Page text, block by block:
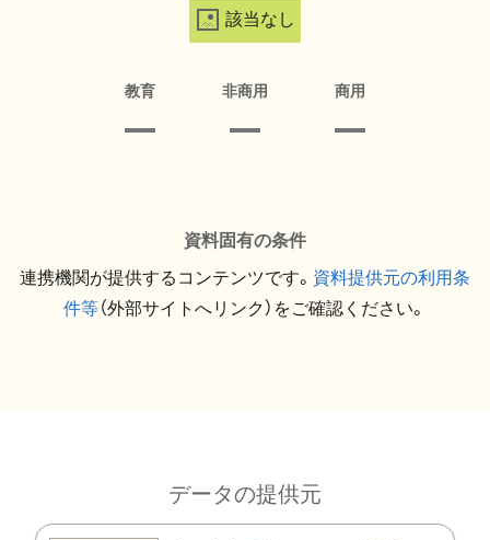
該当なし
教育 非商用 商用
資料固有の条件
連携機関が提供するコンテンツです。 資料提供元の利用条
件等（外部サイトへリンク）をご確認ください。
データの提供元